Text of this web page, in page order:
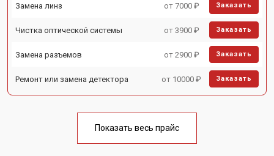
Замена линз от 7000 ₽ Заказать
Чистка оптической системы от 3900 ₽ Заказать
Замена разъемов от 2900 ₽ Заказать
Ремонт или замена детектора от 10000 ₽ Заказать
Показать весь прайс